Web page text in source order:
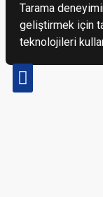
Tarama
geliştirmek için
teknolojileri